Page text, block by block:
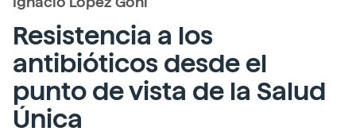
Resistencia a los
antibióticos desde el
punto de vista de la Salud
Única